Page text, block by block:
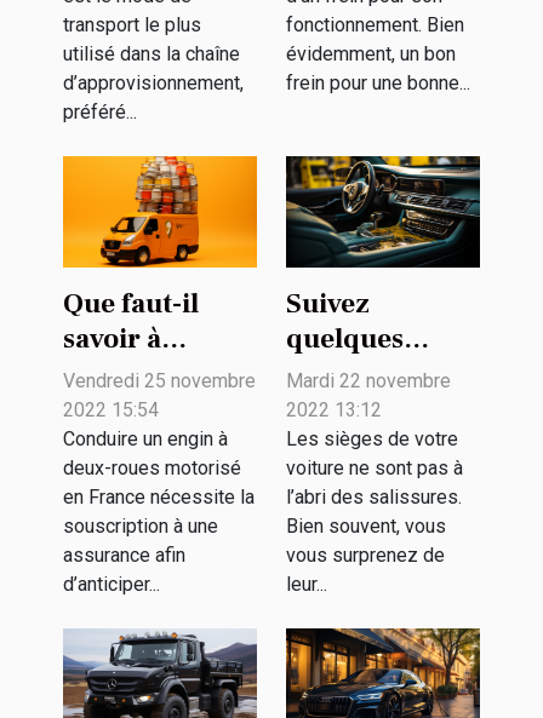
?
transport le plus
utilisé dans la chaîne
d’approvisionnement,
préféré...
fonctionnement. Bien
évidemment, un bon
frein pour une bonne...
Que faut-il
savoir à
propos de
l’assurance
jeune
conducteur A2
?
Vendredi 25 novembre
2022 15:54
Conduire un engin à
deux-roues motorisé
en France nécessite la
souscription à une
assurance afin
d’anticiper...
Suivez
quelques
conseils
pratiques pour
le nettoyage de
votre véhicule
Mardi 22 novembre
2022 13:12
Les sièges de votre
voiture ne sont pas à
l’abri des salissures.
Bien souvent, vous
vous surprenez de
leur...